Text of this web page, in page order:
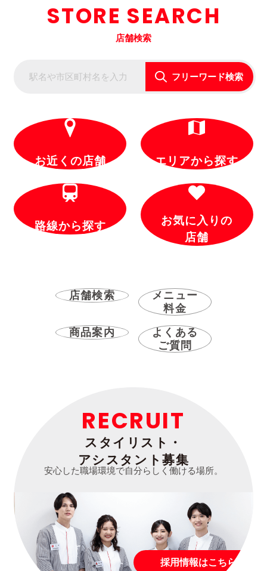
STORE SEARCH
店舗検索
フリーワード検索
お近くの店舗 エリアから探す
路線から探す
お気に入りの
店舗
店舗検索
メニュー
料金
商品案内
よくある
ご質問
RECRUIT
スタイリスト・
アシスタント募集
安心した職場環境で自分らしく働ける場所。
採用情報はこちら